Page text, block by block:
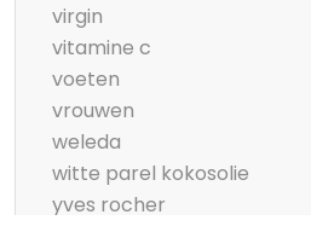
virgin
vitamine c
voeten
vrouwen
weleda
witte parel kokosolie
yves rocher